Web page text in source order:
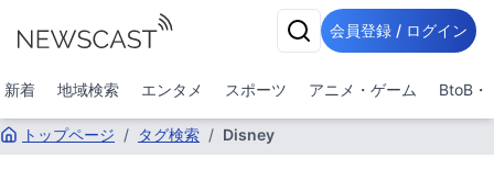
会員登録 / ログイン
新着 地域検索 エンタメ スポーツ アニメ・ゲーム BtoB・
トップページ / タグ検索 / Disney